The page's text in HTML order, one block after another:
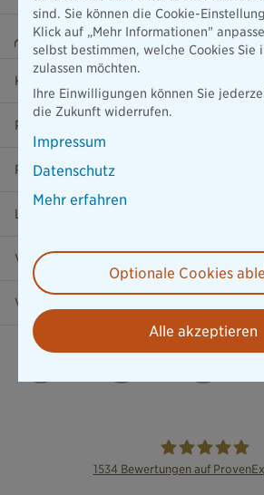
Beraterportal
Karriere
Presse
Ratgeber
Lob & Kritik
Versicherung in der Nähe
Vertrag widerrufen
1534 Bewertungen auf
sind. Sie können die Cookie-
Klick auf „Mehr Informationen"
selbst bestimmen, welche Cookies Sie
zulassen möchten.
Ihre Einwilligungen können Sie
die Zukunft widerrufen.
Impressum
Datenschutz
Mehr erfahren
Optionale Cookies
Alle akzeptieren